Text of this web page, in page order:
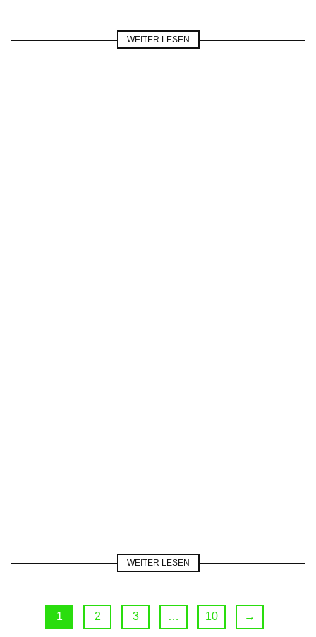
WEITER LESEN
WEITER LESEN
1 2 3 … 10 →